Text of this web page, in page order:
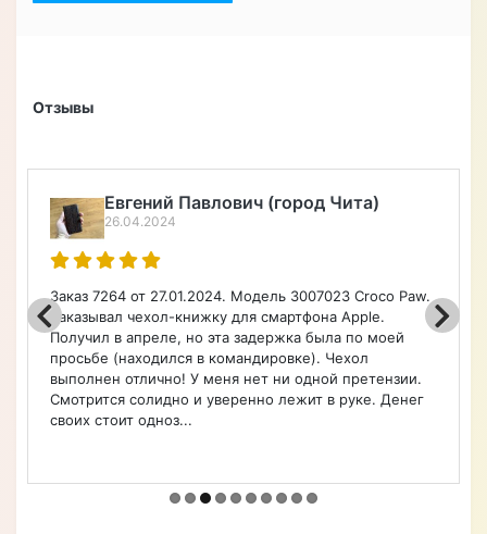
Отзывы
Алексей Верегин
22.04.2024
Порадовал широкий ассортимент по каталогу на
чехлы, очень быстро оформил заказ. Чехол удобный.
Советую.